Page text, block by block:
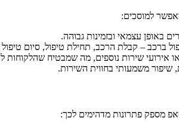
למוסכים:
באופן עצמאי ובזמינות גבוהה.
ברכב – קבלת הרכב, תחילת טיפול, סיום טיפול
אירועי שירות נוספים, מה שמבטיח שהלקוחות
שיפור משמעותי בחווית השירות.
מספק פתרונות מדהימים לכך: